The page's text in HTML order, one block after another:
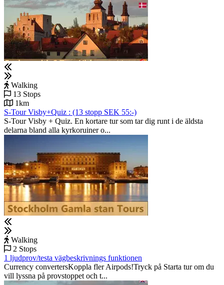
Walking
13 Stops
1km
S-Tour Visby+Quiz : (13 stopp SEK 55:-)
S-Tour Visby + Quiz. En kortare tur som tar dig runt i de äldsta
delarna bland alla kyrkoruiner o...
Walking
2 Stops
1 ljudprov/testa vägbeskrivnings funktionen
Currency convertersKoppla fler Airpods!Tryck på Starta tur om du
vill lyssna på provstoppet och t...